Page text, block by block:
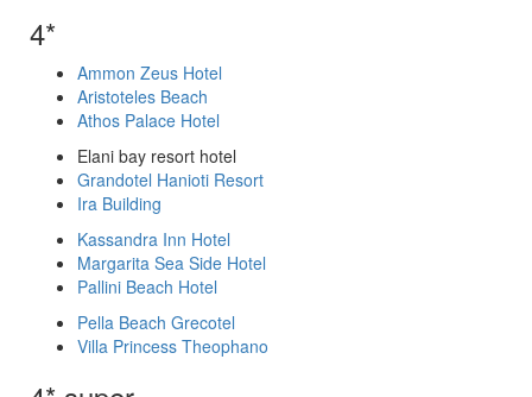
4*
Ammon Zeus Hotel
Aristoteles Beach
Athos Palace Hotel
Elani bay resort hotel
Grandotel Hanioti Resort
Ira Building
Kassandra Inn Hotel
Margarita Sea Side Hotel
Pallini Beach Hotel
Pella Beach Grecotel
Villa Princess Theophano